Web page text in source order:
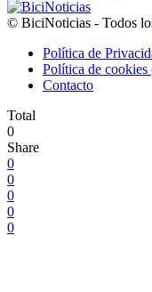
© BiciNoticias - Todos
Política de
Política de
Contacto
Total
0
Share
0
0
0
0
0